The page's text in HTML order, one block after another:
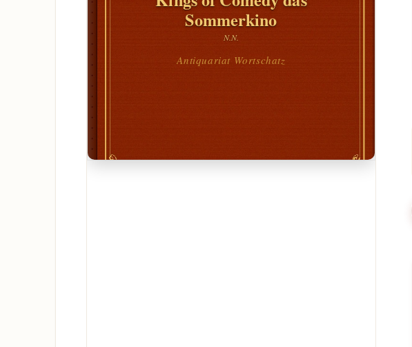
Sommerkino
N.N.
Antiquariat Wortschatz